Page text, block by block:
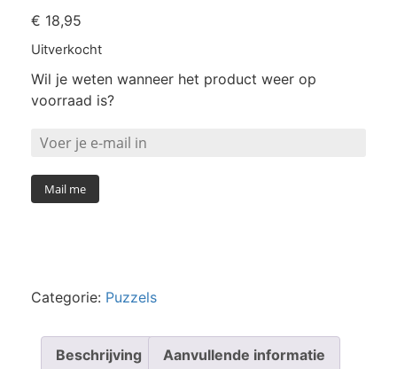
€ 18,95
Uitverkocht
Wil je weten wanneer het product weer op
voorraad is?
Mail me
Categorie: Puzzels
Beschrijving Aanvullende informatie